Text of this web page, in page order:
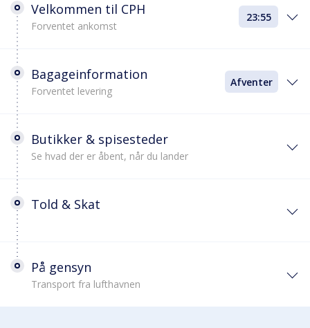
Velkommen til CPH
Forventet ankomst
23:55
Bagageinformation
Forventet levering
Afventer
Butikker & spisesteder
Se hvad der er åbent, når du lander
Told & Skat
På gensyn
Transport fra lufthavnen